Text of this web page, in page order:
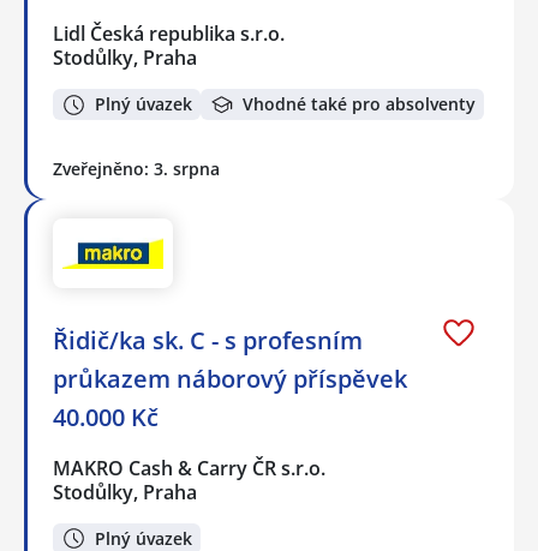
Lidl Česká republika s.r.o.
Stodůlky, Praha
Plný úvazek Vhodné také pro absolventy
Zveřejněno: 3. srpna
Řidič/ka sk. C - s profesním
průkazem náborový příspěvek
40.000 Kč
MAKRO Cash & Carry ČR s.r.o.
Stodůlky, Praha
Plný úvazek